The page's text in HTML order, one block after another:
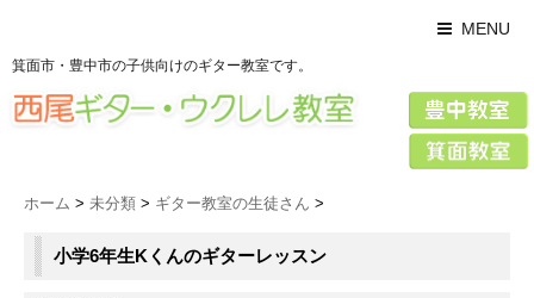
MENU
箕面市・豊中市の子供向けのギター教室です。
ホーム > 未分類 > ギター教室の生徒さん >
小学6年生Kくんのギターレッスン